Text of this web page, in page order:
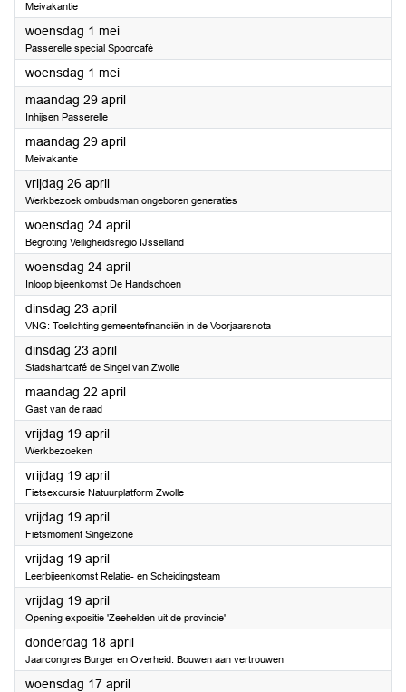
Meivakantie
woensdag 1 mei2024
Passerelle special Spoorcafé
woensdag 1 mei2024
maandag 29 april2024
Inhijsen Passerelle
maandag 29 april2024
Meivakantie
vrijdag 26 april2024
Werkbezoek ombudsman ongeboren generaties
woensdag 24 april2024
Begroting Veiligheidsregio IJsselland
woensdag 24 april2024
Inloop bijeenkomst De Handschoen
dinsdag 23 april2024
VNG: Toelichting gemeentefinanciën in de Voorjaarsnota
dinsdag 23 april2024
Stadshartcafé de Singel van Zwolle
maandag 22 april2024
Gast van de raad
vrijdag 19 april2024
Werkbezoeken
vrijdag 19 april2024
Fietsexcursie Natuurplatform Zwolle
vrijdag 19 april2024
Fietsmoment Singelzone
vrijdag 19 april2024
Leerbijeenkomst Relatie- en Scheidingsteam
vrijdag 19 april2024
Opening expositie 'Zeehelden uit de provincie'
donderdag 18 april2024
Jaarcongres Burger en Overheid: Bouwen aan vertrouwen
woensdag 17 april2024